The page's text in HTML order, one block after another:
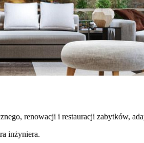
renowacji i restauracji zabytków,
inżyniera.